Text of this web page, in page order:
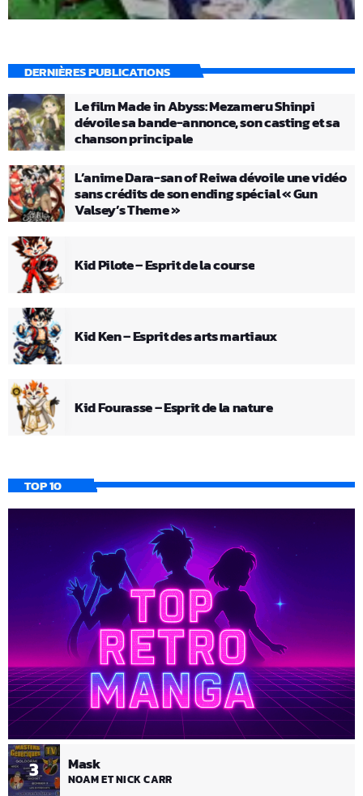
DERNIÈRES PUBLICATIONS
Le film Made in Abyss: Mezameru Shinpi
dévoile sa bande-annonce, son casting et sa
chanson principale
L’anime Dara-san of Reiwa dévoile une vidéo
sans crédits de son ending spécial « Gun
Valsey’s Theme »
Kid Pilote – Esprit de la course
Kid Ken – Esprit des arts martiaux
Kid Fourasse – Esprit de la nature
TOP 10
3 Mask
NOAM ET NICK CARR